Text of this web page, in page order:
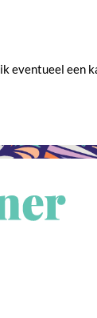
eventueel een